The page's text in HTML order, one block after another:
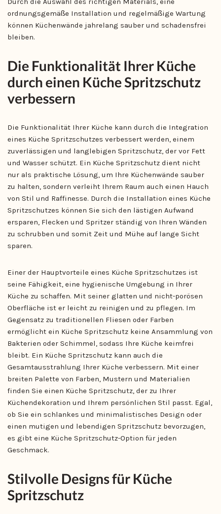
ordnungsgemäße Installation und regelmäßige Wartung
können Küchenwände jahrelang sauber und schadensfrei
bleiben.
Die Funktionalität Ihrer Küche
durch einen Küche Spritzschutz
verbessern
Die Funktionalität Ihrer Küche kann durch die Integration
eines Küche Spritzschutzes verbessert werden, einem
zuverlässigen und langlebigen Spritzschutz, der vor Fett
und Wasser schützt. Ein Küche Spritzschutz dient nicht
nur als praktische Lösung, um Ihre Küchenwände sauber
zu halten, sondern verleiht Ihrem Raum auch einen Hauch
von Stil und Raffinesse. Durch die Installation eines Küche
Spritzschutzes können Sie sich den lästigen Aufwand
ersparen, Flecken und Spritzer ständig von Ihren Wänden
zu schrubben und somit Zeit und Mühe auf lange Sicht
sparen.
Einer der Hauptvorteile eines Küche Spritzschutzes ist
seine Fähigkeit, eine hygienische Umgebung in Ihrer
Küche zu schaffen. Mit seiner glatten und nicht-porösen
Oberfläche ist er leicht zu reinigen und zu pflegen. Im
Gegensatz zu traditionellen Fliesen oder Farben
ermöglicht ein Küche Spritzschutz keine Ansammlung von
Bakterien oder Schimmel, sodass Ihre Küche keimfrei
bleibt. Ein Küche Spritzschutz kann auch die
Gesamtausstrahlung Ihrer Küche verbessern. Mit einer
breiten Palette von Farben, Mustern und Materialien
finden Sie einen Küche Spritzschutz, der zu Ihrer
Küchendekoration und Ihrem persönlichen Stil passt. Egal,
ob Sie ein schlankes und minimalistisches Design oder
einen mutigen und lebendigen Spritzschutz bevorzugen,
es gibt eine Küche Spritzschutz-Option für jeden
Geschmack.
Stilvolle Designs für Küche
Spritzschutz